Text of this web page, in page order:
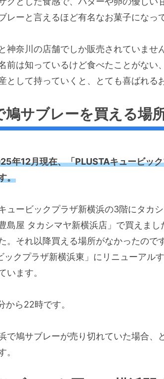
レーと言えるほど有名なお菓子になっ
神奈川の店舗でしか販売されていません
前は知っているけど食べたことがない
として持っていくと、とても喜ばれる
鳩サブレーを買える場
年12月現在、「PLUSTAキュービッ
。
ュービックプラザ新横浜の3階にタカ
島屋 タカシマヤ新横浜店」で買えま
。それ以降買える場所がなかったので
ックプラザ新横浜東」にリニューアル
います。
ら22時です。
で鳩サブレーが売り切れていた場合、
。